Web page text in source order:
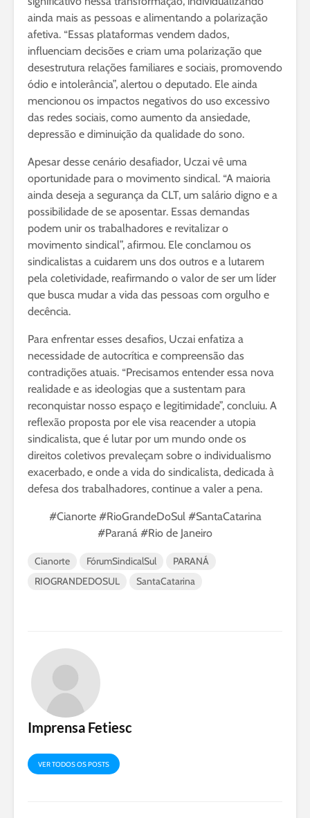
ainda mais as pessoas e alimentando a polarização
afetiva. “Essas plataformas vendem dados,
influenciam decisões e criam uma polarização que
desestrutura relações familiares e sociais, promovendo
ódio e intolerância”, alertou o deputado. Ele ainda
mencionou os impactos negativos do uso excessivo
das redes sociais, como aumento da ansiedade,
depressão e diminuição da qualidade do sono.
Apesar desse cenário desafiador, Uczai vê uma
oportunidade para o movimento sindical. “A maioria
ainda deseja a segurança da CLT, um salário digno e a
possibilidade de se aposentar. Essas demandas
podem unir os trabalhadores e revitalizar o
movimento sindical”, afirmou. Ele conclamou os
sindicalistas a cuidarem uns dos outros e a lutarem
pela coletividade, reafirmando o valor de ser um líder
que busca mudar a vida das pessoas com orgulho e
decência.
Para enfrentar esses desafios, Uczai enfatiza a
necessidade de autocrítica e compreensão das
contradições atuais. “Precisamos entender essa nova
realidade e as ideologias que a sustentam para
reconquistar nosso espaço e legitimidade”, concluiu. A
reflexão proposta por ele visa reacender a utopia
sindicalista, que é lutar por um mundo onde os
direitos coletivos prevaleçam sobre o individualismo
exacerbado, e onde a vida do sindicalista, dedicada à
defesa dos trabalhadores, continue a valer a pena.
#Cianorte #RioGrandeDoSul #SantaCatarina
#Paraná #Rio de Janeiro
Cianorte FórumSindicalSul
PARANÁ
RIOGRANDEDOSUL
SantaCatarina
Imprensa Fetiesc
VER TODOS OS POSTS